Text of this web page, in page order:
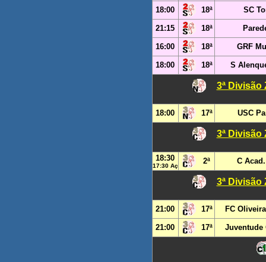
18:00 18ª SC
21:15 18ª
16:00 18ª GRF
18:00 18ª S
3ª Divisão
18:00 17ª USC
3ª Divisão
18:30
17:30 Aç
2ª C
3ª Divisão
21:00 17ª FC
21:00 17ª Juventude